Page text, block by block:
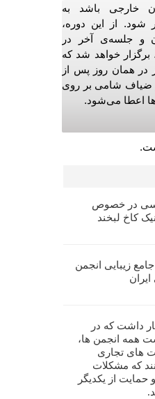
خارجی باشد به
شود. از این دوره،
و جلسه‌ی آخر در
برگزار خواهد شد که
در همان روز پس از
ضیاف شامی بر روی
اعطا می‌شود.
در خصوص
کاخ لبخند
زیبایی انجمن
داشت که در
همه انجمن ها،
های تجاری
که مشکلات
حمایت از یکدیگر